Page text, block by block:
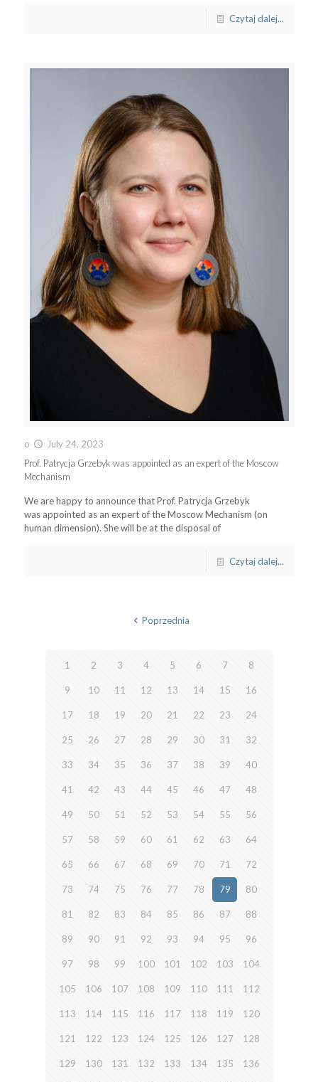
Czytaj dalej...
o
July 24, 2023
Prof. Patrycja Grzebyk was appointed as an expert of the Moscow
Mechanism
We are happy to announce that Prof. Patrycja Grzebyk
was appointed as an expert of the Moscow Mechanism (on
human dimension). She will be at the disposal of
Czytaj dalej...
Poprzednia
1 2 3 4 5 6 7 8
9 10 11 12 13 14 15 16
17 18 19 20 21 22 23 24
25 26 27 28 29 30 31 32
33 34 35 36 37 38 39 40
41 42 43 44 45 46 47 48
49 50 51 52 53 54 55 56
57 58 59 60 61 62 63 64
65 66 67 68 69 70 71 72
73 74 75 76 77 78 79 80
81 82 83 84 85 86 87 88
89 90 91 92 93 94 95 96
97 98 99 100 101 102 103 104
105 106 107 108 109 110 111 112
113 114 115 116 117 118 119 120
121 122 123 124 125 126 127 128
129 130 131 132 133 134 135 136